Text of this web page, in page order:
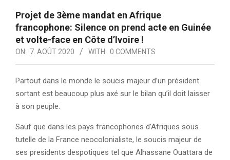
Projet de 3ème mandat en Afrique
francophone: Silence on prend acte en Guinée
et volte-face en Côte d’Ivoire !
ON: 7. AOÛT 2020 WITH: 0 COMMENTS
Partout dans le monde le soucis majeur d’un président
sortant est beaucoup plus axé sur le bilan qu’il doit laisser
à son peuple.
Sauf que dans les pays francophones d’Afriques sous
tutelle de la France neocolonialiste, le soucis majeur de
ses presidents despotiques tel que Alhassane Ouattara de